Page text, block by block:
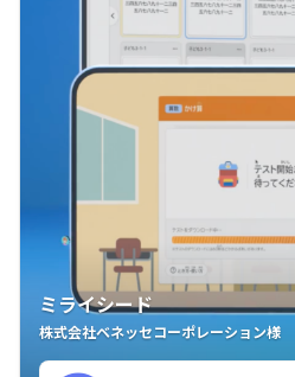
ミライシード
株式会社ベネッセコーポレーション様